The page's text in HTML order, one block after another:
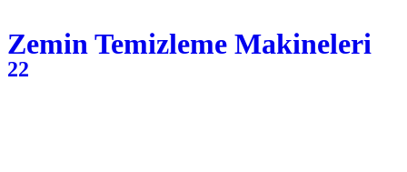
Zemin Temizleme Makineleri
22